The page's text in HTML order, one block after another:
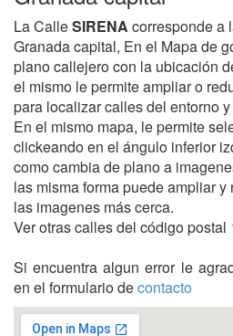
La CalleSIRENA corresponde a
Granada capital, En el Mapa de
plano callejero con la ubicación
el mismo le permite ampliar o
para localizar calles del entorno
En el mismo mapa, le permite
clickeando en el ángulo inferior
como cambia de plano a
las misma forma puede ampliar
las imagenes más cerca.
Ver otras calles del código postal
Si encuentra algun error le
en el formulario decontacto